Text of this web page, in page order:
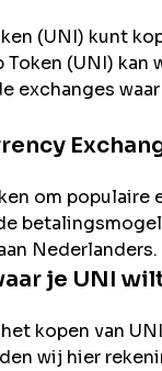
(UNI) kunt
Token (UNI) kan
exchanges
om populaire
Nederlanders.
je UNI
kopen van UNI
wij hier